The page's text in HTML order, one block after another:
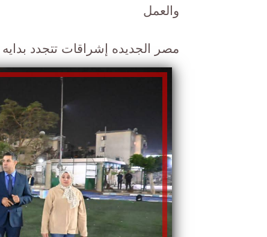
والعمل
مصر الجديده إشراقات تتجدد بدايه